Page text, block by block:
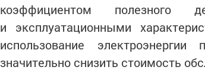
коэффициентом полезного
и эксплуатационными
использование
значительно снизить стоимость